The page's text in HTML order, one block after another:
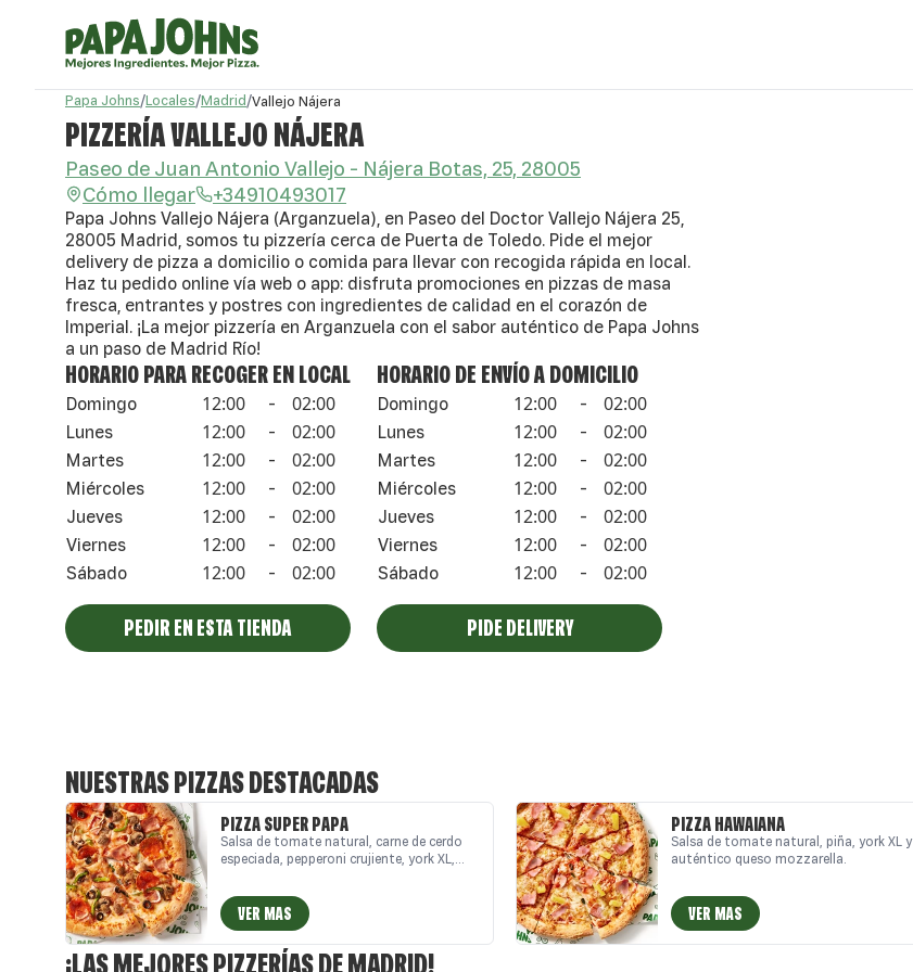
Papa Johns/Locales/Madrid /Vallejo Nájera
PIZZERÍA VALLEJO NÁJERA
Paseo de Juan Antonio Vallejo - Nájera Botas, 25, 28005
Cómo llegar
+34910493017
Papa Johns Vallejo Nájera (Arganzuela), en Paseo del Doctor Vallejo Nájera 25,
28005 Madrid, somos tu pizzería cerca de Puerta de Toledo. Pide el mejor
delivery de pizza a domicilio o comida para llevar con recogida rápida en local.
Haz tu pedido online vía web o app: disfruta promociones en pizzas de masa
fresca, entrantes y postres con ingredientes de calidad en el corazón de
Imperial. ¡La mejor pizzería en Arganzuela con el sabor auténtico de Papa Johns
a un paso de Madrid Río!
HORARIO PARA RECOGER EN LOCAL
Domingo 12:00 - 02:00
Lunes 12:00 - 02:00
Martes 12:00 - 02:00
Miércoles 12:00 - 02:00
Jueves 12:00 - 02:00
Viernes 12:00 - 02:00
Sábado 12:00 - 02:00
PEDIR EN ESTA TIENDA
HORARIO DE ENVÍO A DOMICILIO
Domingo 12:00 - 02:00
Lunes 12:00 - 02:00
Martes 12:00 - 02:00
Miércoles 12:00 - 02:00
Jueves 12:00 - 02:00
Viernes 12:00 - 02:00
Sábado 12:00 - 02:00
PIDE DELIVERY
NUESTRAS PIZZAS DESTACADAS
PIZZA SUPER PAPA
Salsa de tomate natural, carne de cerdo
especiada, pepperoni crujiente, york XL,
de Sevilla, champiñón Portobello, cebolla
fresca y auténtico queso mozzarella.
VER MAS
PIZZA HAWAIANA
Salsa de tomate natural, piña, york XL y
auténtico queso mozzarella.
VER MAS
¡LAS MEJORES PIZZERÍAS DE MADRID!